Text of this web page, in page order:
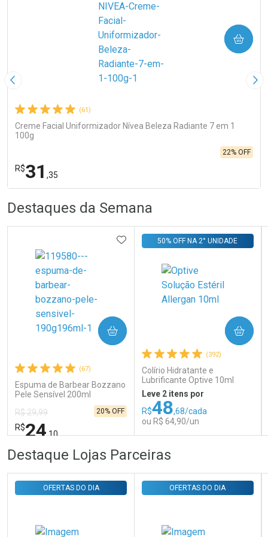
Imagem Anterior
(61)
Creme Facial Uniformizador Nívea Beleza Radiante 7 em 1
100g
R$31 ,35
22% OFF
COMPRAR
Laboratório
Comprar sem Desconto
Por R$ 31,35/cada
Por Menos
Comprar sem Desconto
Por R$ 31,35/cada
Destaques da Semana
(67)
Espuma de Barbear Bozzano
Pele Sensível 200ml
R$ 29,99
R$24,10
20% OFF
ADICIONAR AOS FAVORITOS
COMPRAR
FECHAR
Laboratório
FECHAR
Por Menos
(392)
Colírio Hidratante e
Lubrificante Optive 10ml
50% OFF NA 2° UNIDADE
Leve 2 itens por
R$48,68/cada
ou R$ 64,90/un
COMPRAR
Por Menos
Destaque Lojas Parceiras
OFERTAS DO DIA OFERTAS DO DIA